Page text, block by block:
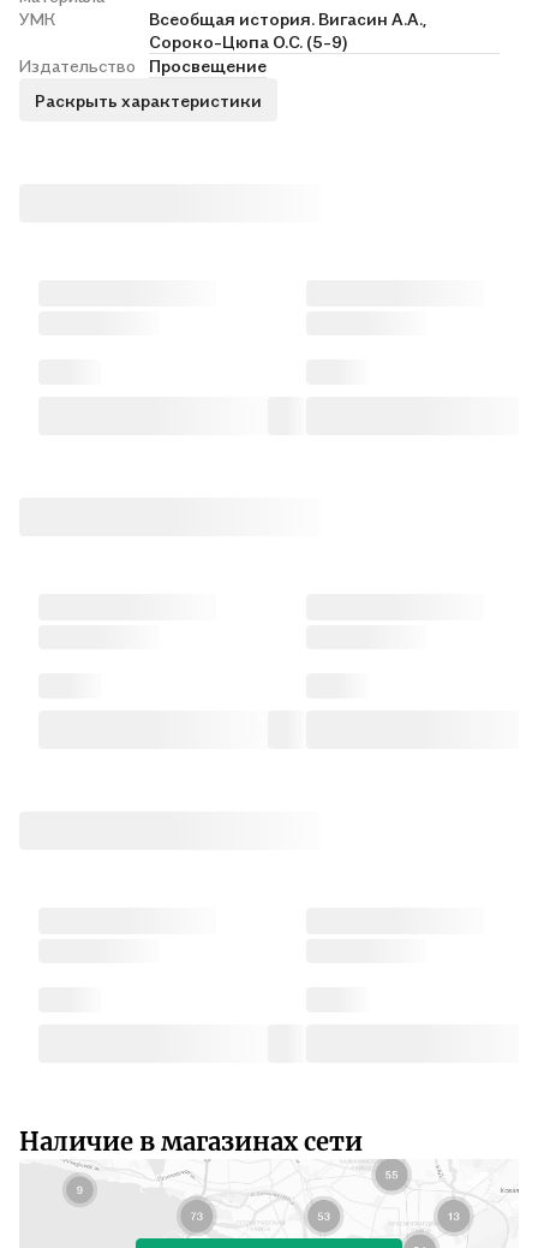
УМК
Всеобщая история. Вигасин А.А.,
Сороко-Цюпа О.С. (5-9)
Издательство
Просвещение
Раскрыть характеристики
Наличие в магазинах сети